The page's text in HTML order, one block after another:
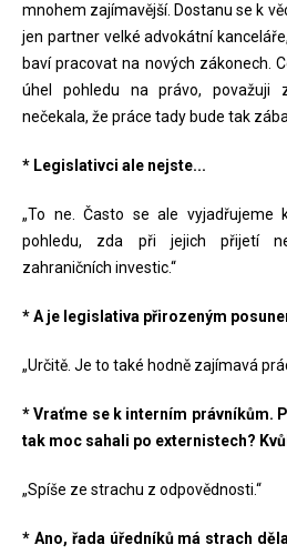
mnohem zajímavější. Dostanu se k
jen partner velké advokátní
baví pracovat na nových zákonech.
úhel pohledu na právo, považuji
nečekala, že práce tady bude tak
* Legislativci ale nejste...
„To ne. Často se ale vyjadřujeme
pohledu, zda při jejich přijetí
zahraničních investic.“
* A je legislativa přirozeným
„Určitě. Je to také hodně zajímavá
* Vraťme se k interním právníkům.
tak moc sahali po externistech?
„Spíše ze strachu z odpovědnosti.“
* Ano, řada úředníků má strach